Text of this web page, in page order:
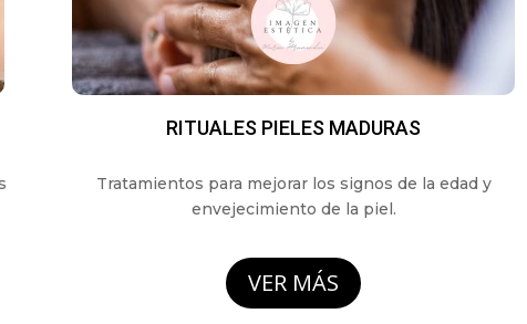
RITUALES PIELES MADURAS
Tratamientos para mejorar los signos de la edad y
envejecimiento de la piel.
VER MÁS